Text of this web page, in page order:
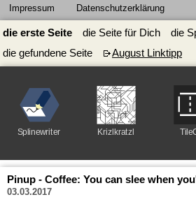
Impressum Datenschutzerklärung
die erste Seite die Seite für Dich
die
die gefundene Seite
August Linktipp
Splinewriter Krizlkratzl
Pinup - Coffee: You can slee when
03.03.2017